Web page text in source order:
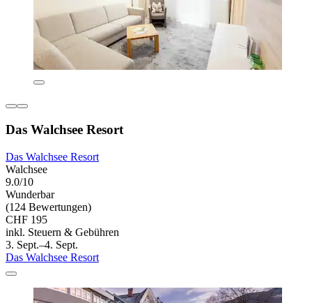
Das Walchsee Resort
Das Walchsee Resort
Walchsee
9.0/10
Wunderbar
(124 Bewertungen)
CHF 195
inkl. Steuern & Gebühren
3. Sept.–4. Sept.
Das Walchsee Resort